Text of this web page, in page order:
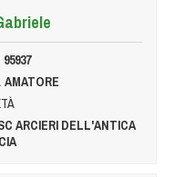
95937
AMATORE
ARCIERI DELL'ANTICA